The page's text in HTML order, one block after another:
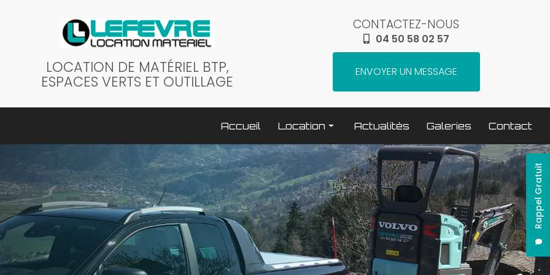
LOCATION DE MATÉRIEL BTP,
ESPACES VERTS ET OUTILLAGE
CONTACTEZ-NOUS
04 50 58 02 57
ENVOYER UN MESSAGE
Rappel Gratuit
Accueil
Location
Terrassement / compactage
Transport
Elévation / levage
Espaces verts
Traitement béton
Nettoyage
Actualités Galeries Contact